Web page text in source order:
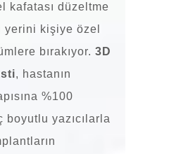
kafatası düzeltme
yerini kişiye özel
bırakıyor. 3D
, hastanın
%100
boyutlu yazıcılarla